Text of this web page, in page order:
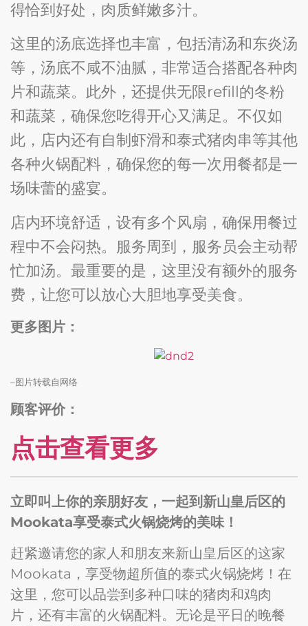
得恰到好处，肉质鲜嫩多汁。
这里的汤底选择也丰富，包括清汤和东炎汤
等，汤底不咸不油腻，非常适合搭配各种肉
片和蔬菜。此外，还提供无限refill的冬粉
和蔬菜，确保您吃得开心又满足。不仅如
此，店内还有自制虾滑和泰式猪肉串等其他
各种火锅配料，确保您的每一次用餐都是一
场味蕾的盛宴。
店内环境舒适，设有多个风扇，确保用餐过
程中不会闷热。服务周到，服务员会主动帮
忙加汤。最重要的是，这里没有额外的服务
费，让您可以放心大胆地享受美食。
更多图片：
–图片转载自网络
顾客评价：
点击查看更多
立即叫上你的亲朋好友，一起到新山皇后区的
Mookata享受泰式火锅烧烤的美味！
赶紧邀请您的家人和朋友来新山皇后区的这家
Mookata，享受物超所值的泰式火锅烧烤！在
这里，您可以品尝到多种口味的猪肉和鸡肉
片，还有丰富的火锅配料。无论是平日的晚餐